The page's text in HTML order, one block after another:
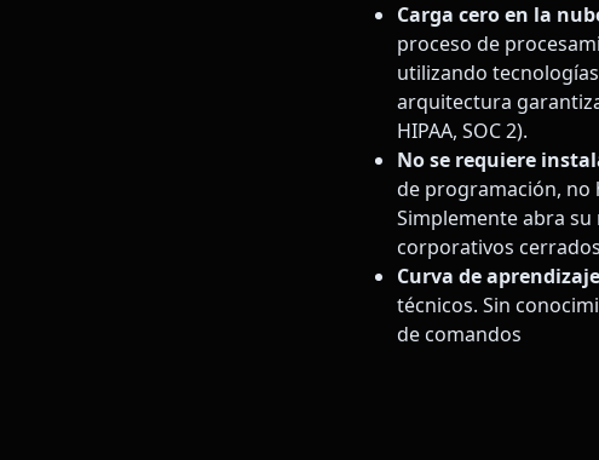
Carga cero en la
proceso de
utilizando
arquitectura
HIPAA, SOC 2).
No se requiere
de programación, no
Simplemente abra
corporativos
Curva de
técnicos. Sin
de comandos